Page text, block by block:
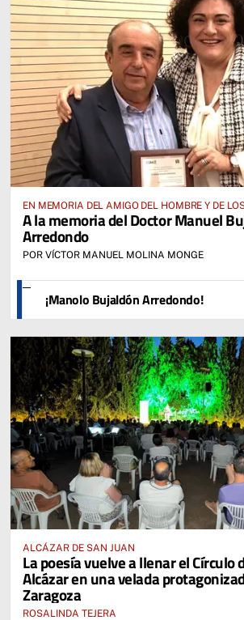
EN MEMORIA DEL AMIGO DEL HOMBRE Y DE
A la memoria del Doctor Manuel Bujaldón
Arredondo
POR VÍCTOR MANUEL MOLINA MONGE
¡Manolo Bujaldón Arredondo!
ALCÁZAR DE SAN JUAN
La poesía vuelve a llenar el Círculo
Alcázar en una velada
Zaragoza
ROSALINDA TEJERA